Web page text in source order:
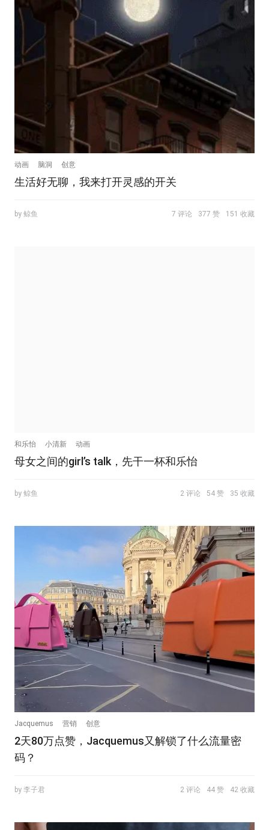
动画 脑洞 创意
生活好无聊，我来打开灵感的开关
by 鲸鱼 7 评论 377 赞 151 收藏
和乐怡 小清新 动画
母女之间的girl’s talk，先干一杯和乐怡
by 鲸鱼 2 评论 54 赞 35 收藏
Jacquemus 营销 创意
2天80万点赞，Jacquemus又解锁了什么流量密
码？
by 李子君 2 评论 44 赞 42 收藏